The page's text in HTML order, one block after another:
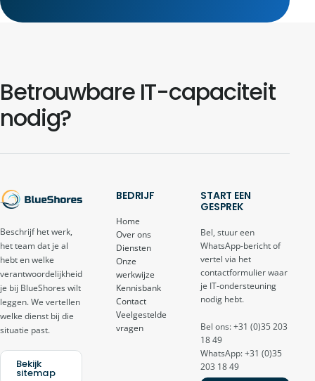
Betrouwbare IT-capaciteit
nodig?
Beschrijf het werk,
het team dat je al
hebt en welke
verantwoordelijkheid
je bij BlueShores wilt
leggen. We vertellen
welke dienst bij die
situatie past.
Bekijk
sitemap
BEDRIJF
Home
Over ons
Diensten
Onze
werkwijze
Kennisbank
Contact
Veelgestelde
vragen
START EEN
GESPREK
Bel, stuur een
WhatsApp-bericht of
vertel via het
contactformulier waar
je IT-ondersteuning
nodig hebt.
Bel ons: +31 (0)35 203
18 49
WhatsApp: +31 (0)35
203 18 49